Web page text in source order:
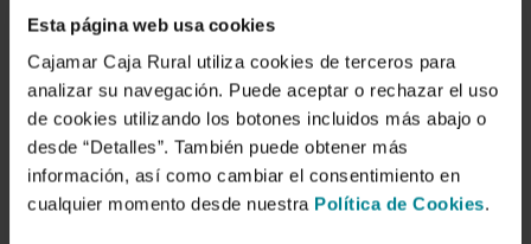
Esta página web usa cookies
Cajamar Caja Rural utiliza cookies de terceros para
analizar su navegación. Puede aceptar o rechazar el uso
de cookies utilizando los botones incluidos más abajo o
desde “Detalles”. También puede obtener más
información, así como cambiar el consentimiento en
cualquier momento desde nuestra Política de Cookies.
9 de mayo de 2022
El análisis de las exportaciones agroalimentarias
para 2021 muestran una vez más un sólido
crecimiento…